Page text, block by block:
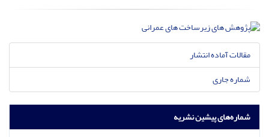
مقالات آماده انتشار
شماره جاری
شماره‌های پیشین نشریه